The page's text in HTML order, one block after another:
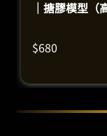
｜搪膠模型（
$680